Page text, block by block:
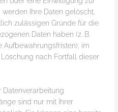
Ihre Daten gelöscht,
zulässigen Gründe für die
Daten haben (z. B.
im
nach Fortfall dieser
sind nur mit Ihrer